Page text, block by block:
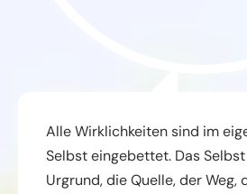
Alle Wirklichkeiten sind im
Selbst eingebettet. Das
Urgrund, die Quelle, der Weg,